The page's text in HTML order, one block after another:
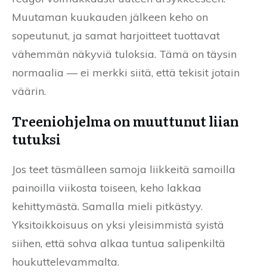
Muutaman kuukauden jälkeen keho on
sopeutunut, ja samat harjoitteet tuottavat
vähemmän näkyviä tuloksia. Tämä on täysin
normaalia — ei merkki siitä, että tekisit jotain
väärin.
Treeniohjelma on muuttunut liian
tutuksi
Jos teet täsmälleen samoja liikkeitä samoilla
painoilla viikosta toiseen, keho lakkaa
kehittymästä. Samalla mieli pitkästyy.
Yksitoikkoisuus on yksi yleisimmistä syistä
siihen, että sohva alkaa tuntua salipenkiltä
houkuttelevammalta.